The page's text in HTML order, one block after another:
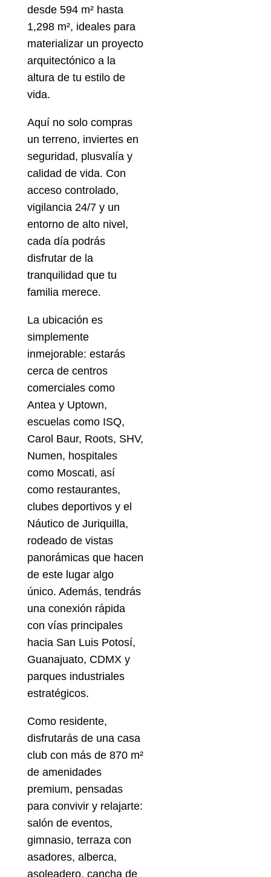
desde 594 m² hasta
1,298 m², ideales para
materializar un proyecto
arquitectónico a la
altura de tu estilo de
vida.
Aquí no solo compras
un terreno, inviertes en
seguridad, plusvalía y
calidad de vida. Con
acceso controlado,
vigilancia 24/7 y un
entorno de alto nivel,
cada día podrás
disfrutar de la
tranquilidad que tu
familia merece.
La ubicación es
simplemente
inmejorable: estarás
cerca de centros
comerciales como
Antea y Uptown,
escuelas como ISQ,
Carol Baur, Roots, SHV,
Numen, hospitales
como Moscati, así
como restaurantes,
clubes deportivos y el
Náutico de Juriquilla,
rodeado de vistas
panorámicas que hacen
de este lugar algo
único. Además, tendrás
una conexión rápida
con vías principales
hacia San Luis Potosí,
Guanajuato, CDMX y
parques industriales
estratégicos.
Como residente,
disfrutarás de una casa
club con más de 870 m²
de amenidades
premium, pensadas
para convivir y relajarte:
salón de eventos,
gimnasio, terraza con
asadores, alberca,
asoleadero, cancha de